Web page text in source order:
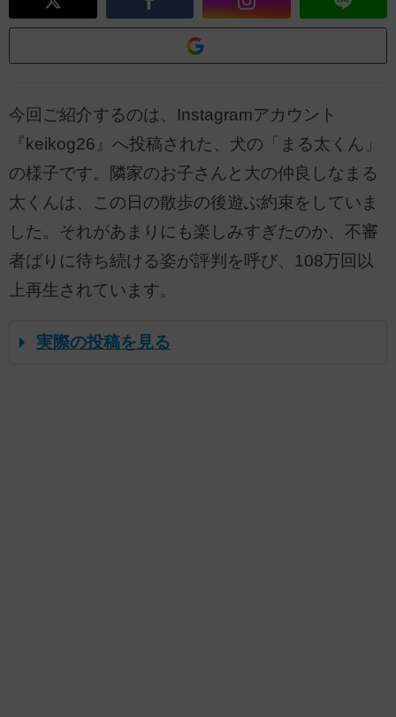
今回ご紹介するのは、Instagramアカウント
『keikog26』へ投稿された、犬の「まる太くん」
の様子です。隣家のお子さんと大の仲良しなまる
太くんは、この日の散歩の後遊ぶ約束をしていま
した。それがあまりにも楽しみすぎたのか、不審
者ばりに待ち続ける姿が評判を呼び、108万回以
上再生されています。
実際の投稿を見る